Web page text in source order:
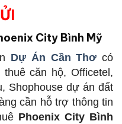
City Bình Mỹ
Dự Án Cần Thơ có
căn hộ, Officetel,
Shophouse dự án đất
cần hỗ trợ thông tin
Phoenix City Bình